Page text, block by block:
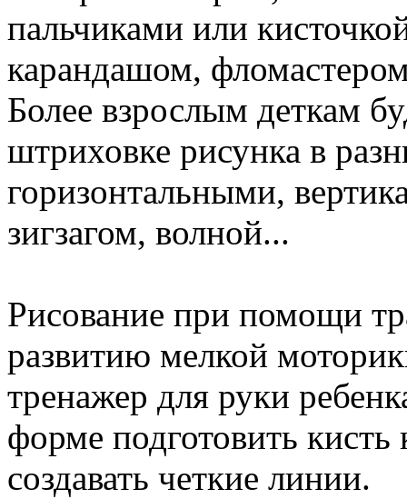
пальчиками или
карандашом,
Более взрослым деткам
штриховке рисунка в
горизонтальными,
зигзагом, волной...
Рисование при помощи
развитию мелкой
тренажер для руки
форме подготовить
создавать четкие линии.